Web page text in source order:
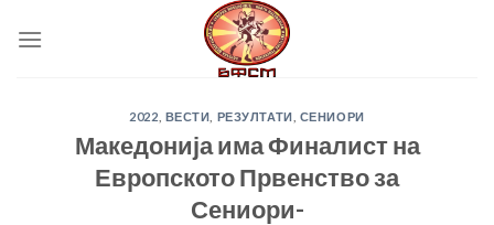
2022 ВЕСТИ РЕЗУЛТАТИ СЕНИОРИ
Македонија има Финалист на
Европското Првенство за
Сениори-